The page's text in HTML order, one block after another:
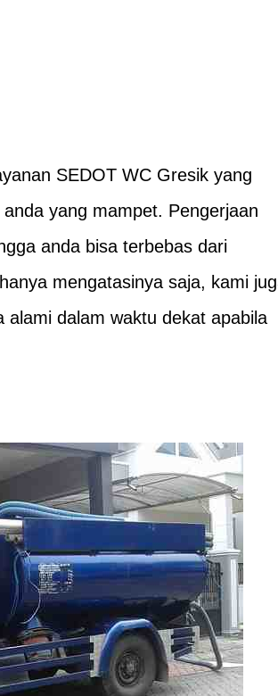
SEDOT WC Gresik yang
yang mampet. Pengerjaan
anda bisa terbebas dari
mengatasinya saja, kami
dalam waktu dekat apabila